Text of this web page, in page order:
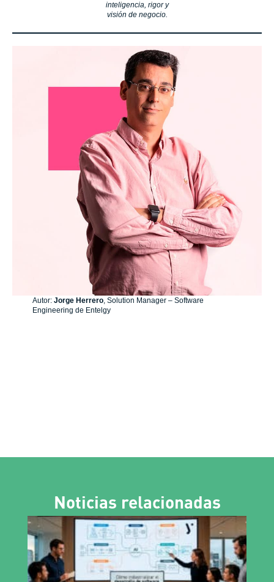
inteligencia, rigor y
visión de negocio.
Autor: Jorge Herrero, Solution Manager – Software
Engineering de Entelgy
Noticias relacionadas